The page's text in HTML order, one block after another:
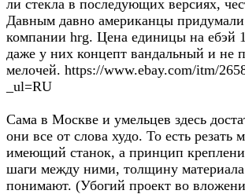
ли стекла в последующих версиях,
Давным давно американцы придумали
компании hrg. Цена единицы на ебэй
даже у них концепт вандальный и не
мелочей. https://www.ebay.com/itm/
_ul=RU
Сама в Москве и умельцев здесь
они все от слова худо. То есть резать
имеющий станок, а принцип
шаги между ними, толщину материала
понимают. (Убогий проект во